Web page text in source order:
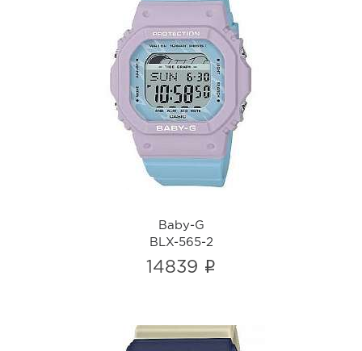
Baby-G
BLX-565-2
i
Baby-G
BLX-565-2
14839 i